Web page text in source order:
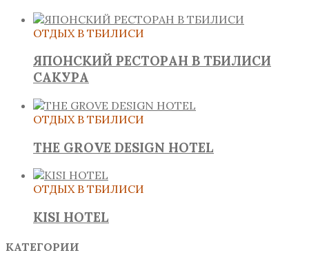
ОТДЫХ В ТБИЛИСИ
ЯПОНСКИЙ РЕСТОРАН В ТБИЛИСИ
САКУРА
ОТДЫХ В ТБИЛИСИ
THE GROVE DESIGN HOTEL
ОТДЫХ В ТБИЛИСИ
KISI HOTEL
КАТЕГОРИИ